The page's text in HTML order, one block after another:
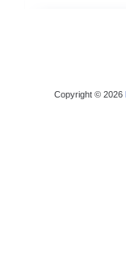
Copyright © 2026